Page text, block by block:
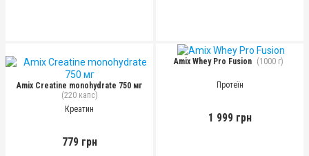
Amix Creatine monohydrate 750 мг
(220 капс)
Креатин
779 грн
Amix Whey Pro Fusion (1000 г)
Протеїн
1 999 грн